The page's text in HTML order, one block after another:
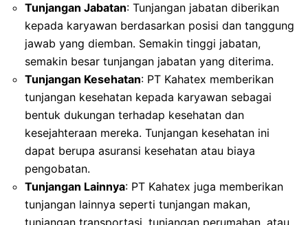
Tunjangan Jabatan: Tunjangan jabatan diberikan
kepada karyawan berdasarkan posisi dan tanggung
jawab yang diemban. Semakin tinggi jabatan,
semakin besar tunjangan jabatan yang diterima.
Tunjangan Kesehatan: PT Kahatex memberikan
tunjangan kesehatan kepada karyawan sebagai
bentuk dukungan terhadap kesehatan dan
kesejahteraan mereka. Tunjangan kesehatan ini
dapat berupa asuransi kesehatan atau biaya
pengobatan.
Tunjangan Lainnya: PT Kahatex juga memberikan
tunjangan lainnya seperti tunjangan makan,